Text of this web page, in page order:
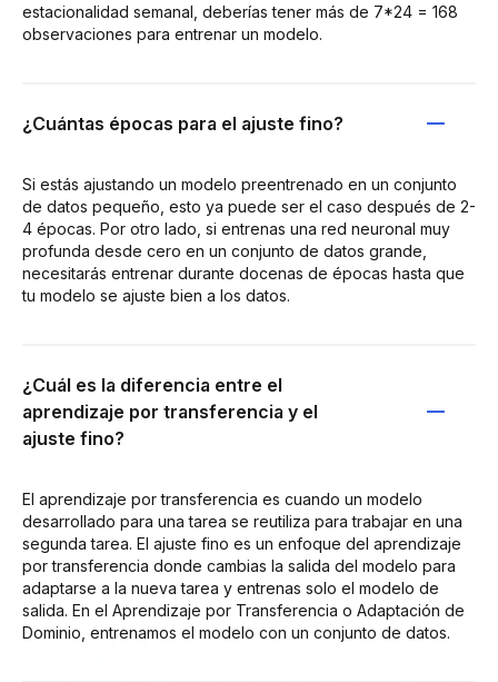
estacionalidad semanal, deberías tener más de 7*24 = 168
observaciones para entrenar un modelo.
¿Cuántas épocas para el ajuste fino?
Si estás ajustando un modelo preentrenado en un conjunto
de datos pequeño, esto ya puede ser el caso después de 2-
4 épocas. Por otro lado, si entrenas una red neuronal muy
profunda desde cero en un conjunto de datos grande,
necesitarás entrenar durante docenas de épocas hasta que
tu modelo se ajuste bien a los datos.
¿Cuál es la diferencia entre el
aprendizaje por transferencia y el
ajuste fino?
El aprendizaje por transferencia es cuando un modelo
desarrollado para una tarea se reutiliza para trabajar en una
segunda tarea. El ajuste fino es un enfoque del aprendizaje
por transferencia donde cambias la salida del modelo para
adaptarse a la nueva tarea y entrenas solo el modelo de
salida. En el Aprendizaje por Transferencia o Adaptación de
Dominio, entrenamos el modelo con un conjunto de datos.